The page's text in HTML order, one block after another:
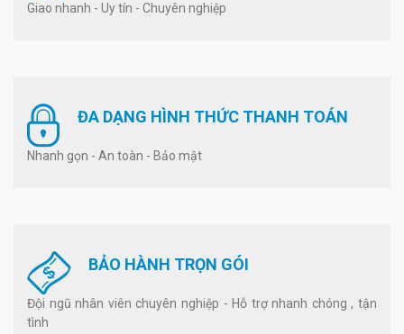
Giao nhanh - Uy tín - Chuyên nghiệp
ĐA DẠNG HÌNH THỨC THANH TOÁN
Nhanh gọn - An toàn - Bảo mật
BẢO HÀNH TRỌN GÓI
Đội ngũ nhân viên chuyên nghiệp - Hỗ trợ nhanh chóng , tận
tình